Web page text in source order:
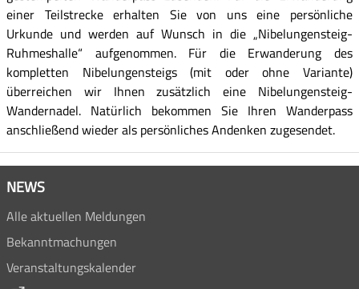
einer Teilstrecke erhalten Sie von uns eine persönliche
Urkunde und werden auf Wunsch in die „Nibelungensteig-
Ruhmeshalle“ aufgenommen. Für die Erwanderung des
kompletten Nibelungensteigs (mit oder ohne Variante)
überreichen wir Ihnen zusätzlich eine Nibelungensteig-
Wandernadel. Natürlich bekommen Sie Ihren Wanderpass
anschließend wieder als persönliches Andenken zugesendet.
NEWS
Alle aktuellen Meldungen
Bekanntmachungen
Veranstaltungskalender